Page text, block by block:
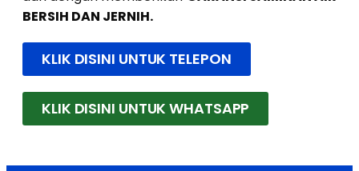
BERSIH DAN JERNIH.
KLIK DISINI UNTUK TELEPON
KLIK DISINI UNTUK WHATSAPP